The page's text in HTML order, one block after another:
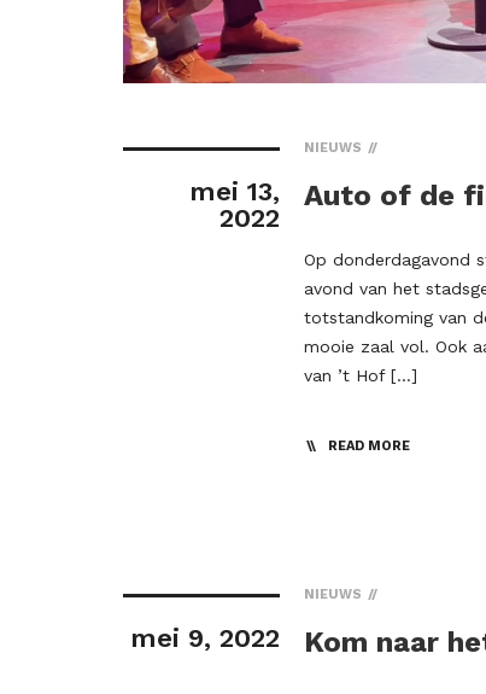
mei 13,
2022
NIEUWS
Auto of de
Op donderdagavond
avond van het
totstandkoming van
mooie zaal vol. Ook
van ’t Hof […]
READ MORE
mei 9, 2022
NIEUWS
Kom naar